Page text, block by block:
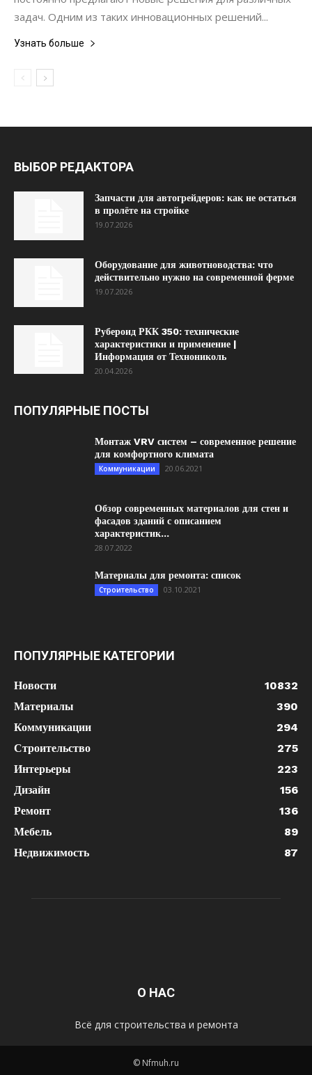
задач. Одним из таких инновационных решений...
Узнать больше
ВЫБОР РЕДАКТОРА
Запчасти для автогрейдеров: как не остаться
в пролёте на стройке
19.07.2026
Оборудование для животноводства: что
действительно нужно на современной ферме
19.07.2026
Рубероид РКК 350: технические
характеристики и применение |
Информация от Технониколь
20.04.2026
ПОПУЛЯРНЫЕ ПОСТЫ
Монтаж VRV систем – современное решение
для комфортного климата
Коммуникации 20.06.2021
Обзор современных материалов для стен и
фасадов зданий с описанием
характеристик...
28.07.2022
Материалы для ремонта: список
Строительство 03.10.2021
ПОПУЛЯРНЫЕ КАТЕГОРИИ
Новости
10832
Материалы
390
Коммуникации
294
Строительство
275
Интерьеры
223
Дизайн
156
Ремонт
136
Мебель
89
Недвижимость
87
О НАС
Всё для строительства и ремонта
© Nfmuh.ru